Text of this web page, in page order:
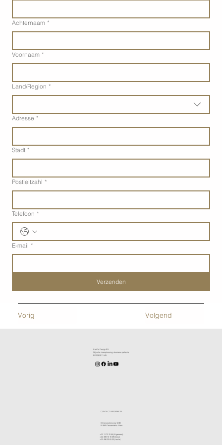
Achternaam *
Voornaam *
Adres met meerdere regels
Land/Region *
Adresse *
Stadt *
Postleitzahl *
Telefoon *
E-mail *
Verzenden
Volgend
Vorig
KenDa Design BV.
Stijlvolle vloeroplossing, duurzame perfectie
BE1030.911.545
CONTACT INFORMATIE
Olmensesteenweg 124B
B-3945 Tessenderlo - Ham
+32 11 72 76 55
(Algemeen)
+32 498 10 16 59
(Davy)
+32 496 30 65 30
(Leslie)